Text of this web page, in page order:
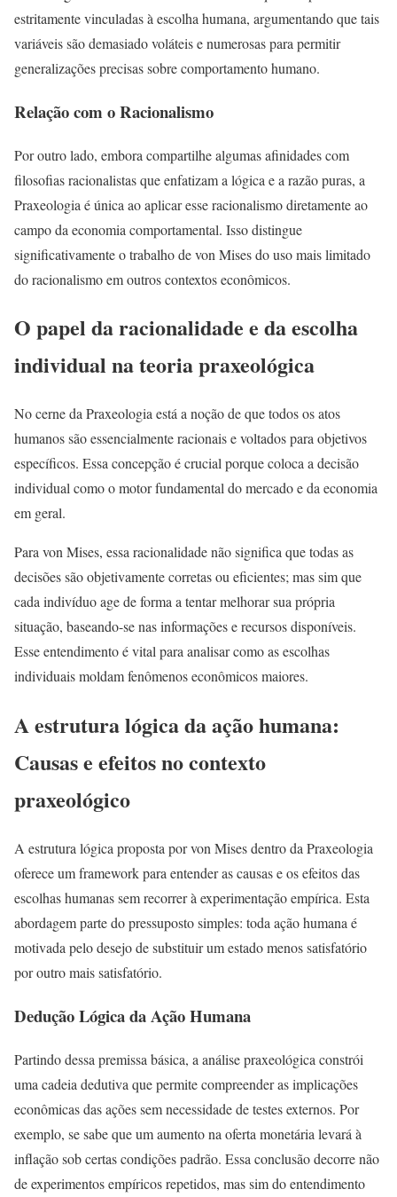
estritamente vinculadas à escolha humana, argumentando que tais
variáveis são demasiado voláteis e numerosas para permitir
generalizações precisas sobre comportamento humano.
Relação com o Racionalismo
Por outro lado, embora compartilhe algumas afinidades com
filosofias racionalistas que enfatizam a lógica e a razão puras, a
Praxeologia é única ao aplicar esse racionalismo diretamente ao
campo da economia comportamental. Isso distingue
significativamente o trabalho de von Mises do uso mais limitado
do racionalismo em outros contextos econômicos.
O papel da racionalidade e da escolha
individual na teoria praxeológica
No cerne da Praxeologia está a noção de que todos os atos
humanos são essencialmente racionais e voltados para objetivos
específicos. Essa concepção é crucial porque coloca a decisão
individual como o motor fundamental do mercado e da economia
em geral.
Para von Mises, essa racionalidade não significa que todas as
decisões são objetivamente corretas ou eficientes; mas sim que
cada indivíduo age de forma a tentar melhorar sua própria
situação, baseando-se nas informações e recursos disponíveis.
Esse entendimento é vital para analisar como as escolhas
individuais moldam fenômenos econômicos maiores.
A estrutura lógica da ação humana:
Causas e efeitos no contexto
praxeológico
A estrutura lógica proposta por von Mises dentro da Praxeologia
oferece um framework para entender as causas e os efeitos das
escolhas humanas sem recorrer à experimentação empírica. Esta
abordagem parte do pressuposto simples: toda ação humana é
motivada pelo desejo de substituir um estado menos satisfatório
por outro mais satisfatório.
Dedução Lógica da Ação Humana
Partindo dessa premissa básica, a análise praxeológica constrói
uma cadeia dedutiva que permite compreender as implicações
econômicas das ações sem necessidade de testes externos. Por
exemplo, se sabe que um aumento na oferta monetária levará à
inflação sob certas condições padrão. Essa conclusão decorre não
de experimentos empíricos repetidos, mas sim do entendimento